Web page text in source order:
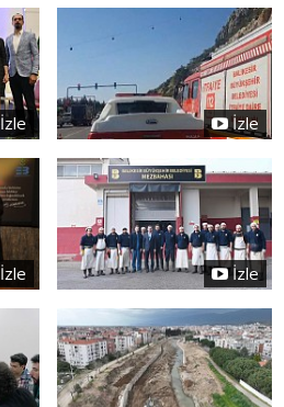
İzle İzle
İzle İzle